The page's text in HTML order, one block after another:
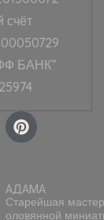
счёт
БАНК”
P
i
n
e
r
e
АДАМА
Старейшая
оловянной